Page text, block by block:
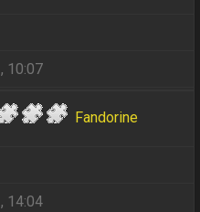
10:07
Fandorine
14:04